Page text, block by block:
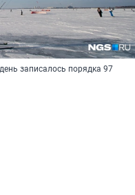
записалось порядка 97